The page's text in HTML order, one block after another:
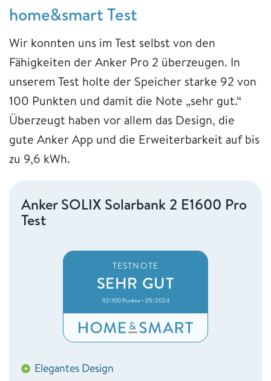
home&smart Test
Wir konnten uns im Test selbst von den
Fähigkeiten der Anker Pro 2 überzeugen. In
unserem Test holte der Speicher starke 92 von
100 Punkten und damit die Note „sehr gut.“
Überzeugt haben vor allem das Design, die
gute Anker App und die Erweiterbarkeit auf bis
zu 9,6 kWh.
Anker SOLIX Solarbank 2 E1600 Pro
Test
TESTNOTE
SEHR GUT
92/100 Punkte • 05/2024
+ Elegantes Design